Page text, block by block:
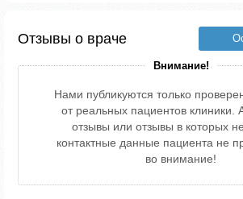
Отзывы о враче
Внимание!
Нами публикуются только
от реальных пациентов клиники.
отзывы или отзывы в которых
контактные данные пациента не
во внимание!